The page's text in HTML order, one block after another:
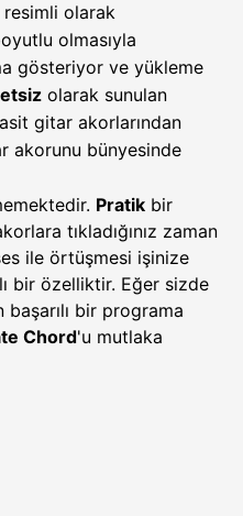
olarak
olmasıyla
gösteriyor ve yükleme
olarak sunulan
gitar akorlarından
akorunu bünyesinde
Pratik bir
tıkladığınız zaman
ile örtüşmesi işinize
bir özelliktir. Eğer sizde
bir programa
Chord'u mutlaka